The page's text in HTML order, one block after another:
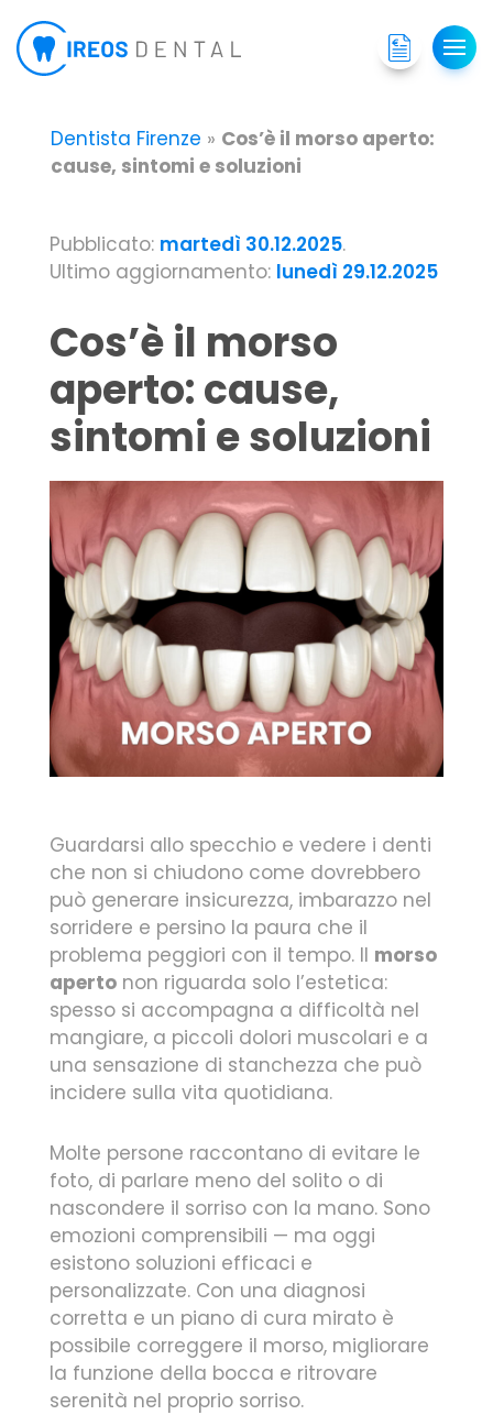
Dentista Firenze » Cos’è il morso aperto:
cause, sintomi e soluzioni
Pubblicato: martedì 30.12.2025.
Ultimo aggiornamento: lunedì 29.12.2025
Cos’è il morso
aperto: cause,
sintomi e soluzioni
Guardarsi allo specchio e vedere i denti
che non si chiudono come dovrebbero
può generare insicurezza, imbarazzo nel
sorridere e persino la paura che il
problema peggiori con il tempo. Il morso
aperto non riguarda solo l’estetica:
spesso si accompagna a difficoltà nel
mangiare, a piccoli dolori muscolari e a
una sensazione di stanchezza che può
incidere sulla vita quotidiana.
Molte persone raccontano di evitare le
foto, di parlare meno del solito o di
nascondere il sorriso con la mano. Sono
emozioni comprensibili — ma oggi
esistono soluzioni efficaci e
personalizzate. Con una diagnosi
corretta e un piano di cura mirato è
possibile correggere il morso, migliorare
la funzione della bocca e ritrovare
serenità nel proprio sorriso.